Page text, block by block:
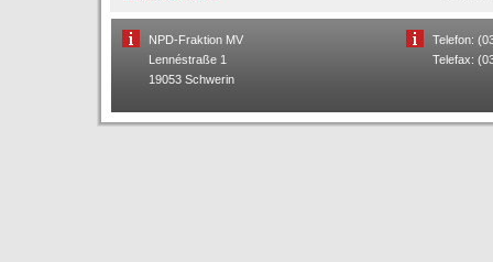
NPD-Fraktion MV
Lennéstraße 1
19053 Schwerin
Telefon:
Telefax: